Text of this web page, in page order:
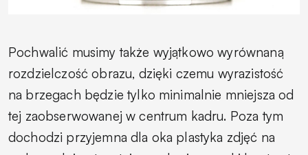
Pochwalić musimy także wyjątkowo wyrównaną
rozdzielczość obrazu, dzięki czemu wyrazistość
na brzegach będzie tylko minimalnie mniejsza od
tej zaobserwowanej w centrum kadru. Poza tym
dochodzi przyjemna dla oka plastyka zdjęć na